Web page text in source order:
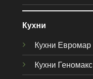
Кухни
Кухни Евромар
Кухни Геномакс